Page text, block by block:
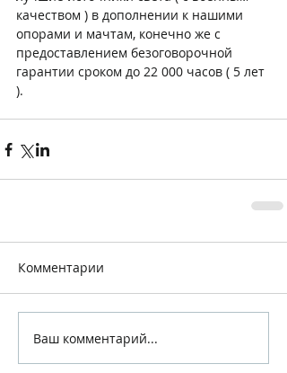
качеством ) в дополнении к нашими
опорами и мачтам, конечно же с
предоставлением безоговорочной
гарантии сроком до 22 000 часов ( 5 лет
).
Комментарии
Ваш комментарий...